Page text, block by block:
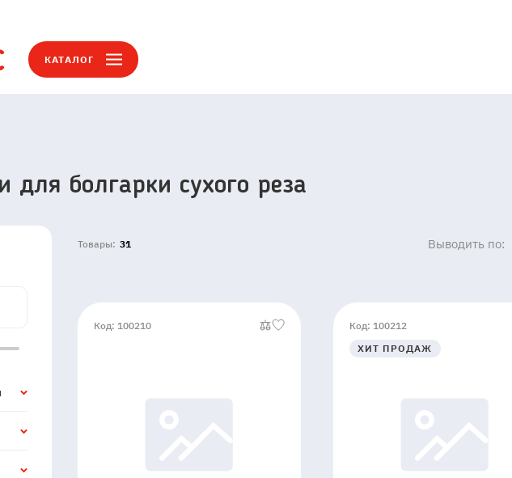
КАТАЛОГ
для болгарки сухого реза
Товары: 31 Выводить по:
Код: 100210
Код: 100212
ХИТ ПРОДАЖ